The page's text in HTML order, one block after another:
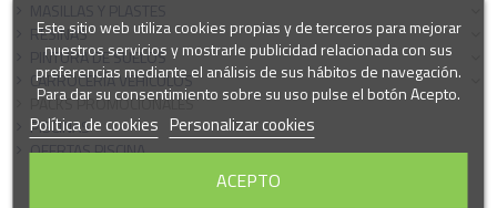
RESINAS
PINTURA DE SUELOS
CARROCERÍA VEHÍCULOS
PACKS PROMOCIONALES
PISCINAS
OFERTAS PISCINA
Este sitio web utiliza cookies propias y de terceros para mejorar
nuestros servicios y mostrarle publicidad relacionada con sus
preferencias mediante el análisis de sus hábitos de navegación.
Para dar su consentimiento sobre su uso pulse el botón Acepto.
Política de cookies Personalizar cookies
ACEPTO